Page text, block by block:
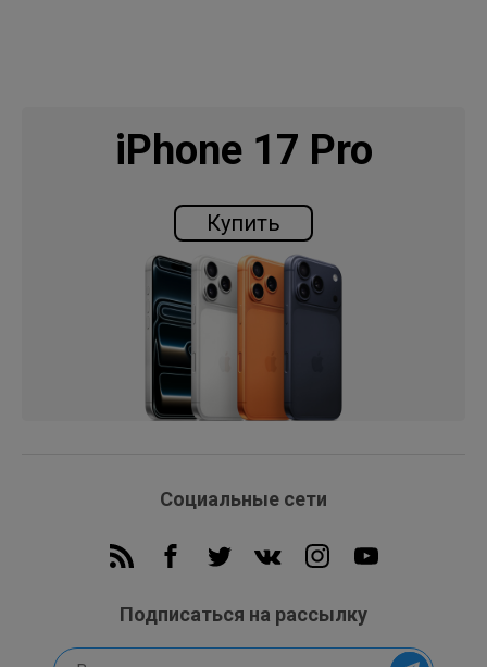
iPhone 17 Pro
Купить
Социальные сети
Подписаться на рассылку